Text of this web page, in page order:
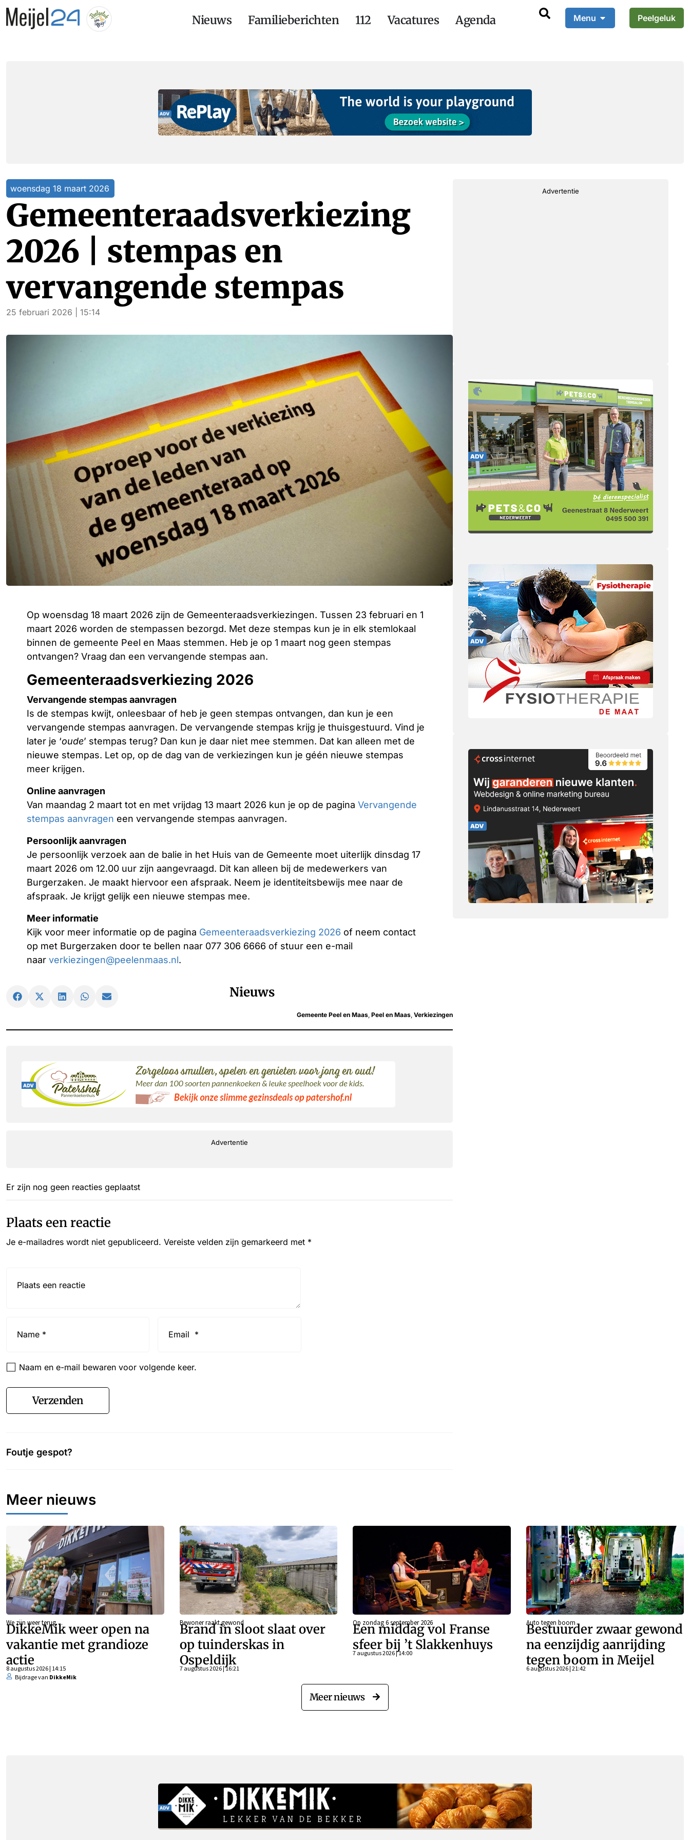
Nieuws Familieberichten 112 Vacatures Agenda Menu Peelgeluk
woensdag 18 maart 2026
Gemeenteraadsverkiezing
2026 | stempas en
vervangende stempas
25 februari 2026 | 15:14
Op woensdag 18 maart 2026 zijn de Gemeenteraadsverkiezingen. Tussen 23 februari en 1
maart 2026 worden de stempassen bezorgd. Met deze stempas kun je in elk stemlokaal
binnen de gemeente Peel en Maas stemmen. Heb je op 1 maart nog geen stempas
ontvangen? Vraag dan een vervangende stempas aan.
Gemeenteraadsverkiezing 2026
Vervangende stempas aanvragen
Is de stempas kwijt, onleesbaar of heb je geen stempas ontvangen, dan kun je een
vervangende stempas aanvragen. De vervangende stempas krijg je thuisgestuurd. Vind je
later je ‘oude’ stempas terug? Dan kun je daar niet mee stemmen. Dat kan alleen met de
nieuwe stempas. Let op, op de dag van de verkiezingen kun je géén nieuwe stempas
meer krijgen.
Online aanvragen
Van maandag 2 maart tot en met vrijdag 13 maart 2026 kun je op de pagina Vervangende
stempas aanvragen een vervangende stempas aanvragen.
Persoonlijk aanvragen
Je persoonlijk verzoek aan de balie in het Huis van de Gemeente moet uiterlijk dinsdag 17
maart 2026 om 12.00 uur zijn aangevraagd. Dit kan alleen bij de medewerkers van
Burgerzaken. Je maakt hiervoor een afspraak. Neem je identiteitsbewijs mee naar de
afspraak. Je krijgt gelijk een nieuwe stempas mee.
Meer informatie
Kijk voor meer informatie op de pagina Gemeenteraadsverkiezing 2026 of neem contact
op met Burgerzaken door te bellen naar 077 306 6666 of stuur een e-mail
naar verkiezingen@peelenmaas.nl.
Nieuws
Gemeente Peel en Maas Peel en Maas Verkiezingen
Advertentie
Er zijn nog geen reacties geplaatst
Plaats een reactie
Je e-mailadres wordt niet gepubliceerd. Vereiste velden zijn gemarkeerd met *
Naam en e-mail bewaren voor volgende keer.
Verzenden
Advertentie
Foutje gespot?
Meer nieuws
We zijn weer terug…
DikkeMik weer open na
vakantie met grandioze
actie
8 augustus 2026 | 14:15
Bijdrage van DikkeMik
Bewoner raakt gewond
Brand in sloot slaat over
op tuinderskas in
Ospeldijk
7 augustus 2026 | 16:21
Op zondag 6 september 2026
Een middag vol Franse
sfeer bij ’t Slakkenhuys
7 augustus 2026 | 14:00
Auto tegen boom
Bestuurder zwaar gewond
na eenzijdig aanrijding
tegen boom in Meijel
6 augustus 2026 | 21:42
Meer nieuws